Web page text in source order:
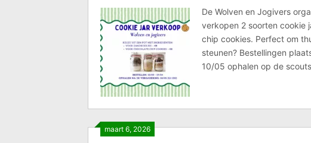
De Wolven en Jogivers
verkopen 2 soorten cookie
chip cookies. Perfect om
steunen? Bestellingen
10/05 ophalen op de
maart 6, 2026